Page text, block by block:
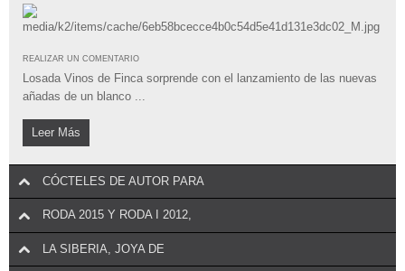
REALIZAR UN COMENTARIO
Losada Vinos de Finca sorprende con el lanzamiento de las nuevas
añadas de un blanco ...
Leer Más
CÓCTELES DE AUTOR PARA
RODA 2015 Y RODA I 2012,
LA SIBERIA, JOYA DE